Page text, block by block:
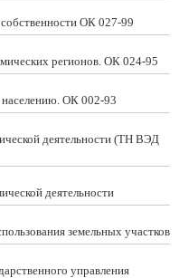
ОК 027-99
регионов. ОК 024-95
населению. ОК 002-93
деятельности (ТН ВЭД
деятельности
земельных участков
управления